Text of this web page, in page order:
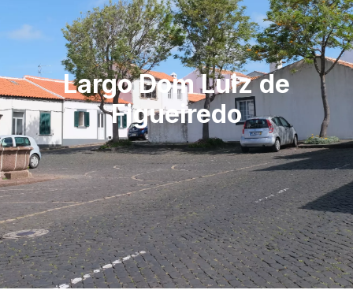
Largo Dom Luiz de
Figueiredo